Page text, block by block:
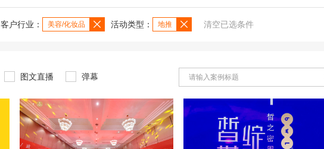
客户行业： 美容/化妆品 活动类型： 地推 清空已选条件
图文直播 弹幕